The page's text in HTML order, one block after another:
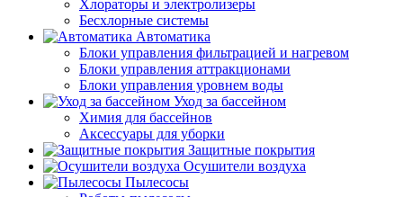
Хлораторы и электролизеры
Бесхлорные системы
Автоматика
Блоки управления фильтрацией и нагревом
Блоки управления аттракционами
Блоки управления уровнем воды
Уход за бассейном
Химия для бассейнов
Аксессуары для уборки
Защитные покрытия
Осушители воздуха
Пылесосы